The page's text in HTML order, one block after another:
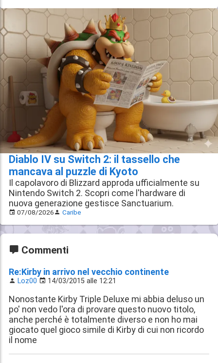
Diablo IV su Switch 2: il tassello che
mancava al puzzle di Kyoto
Il capolavoro di Blizzard approda ufficialmente su
Nintendo Switch 2. Scopri come l'hardware di
nuova generazione gestisce Sanctuarium.
07/08/2026 Caribe
Commenti
Re:Kirby in arrivo nel vecchio continente
Loz00 14/03/2015 alle 12:21
Nonostante Kirby Triple Deluxe mi abbia deluso un
po' non vedo l'ora di provare questo nuovo titolo,
anche perché è totalmente diverso e non ho mai
giocato quel gioco simile di Kirby di cui non ricordo
il nome